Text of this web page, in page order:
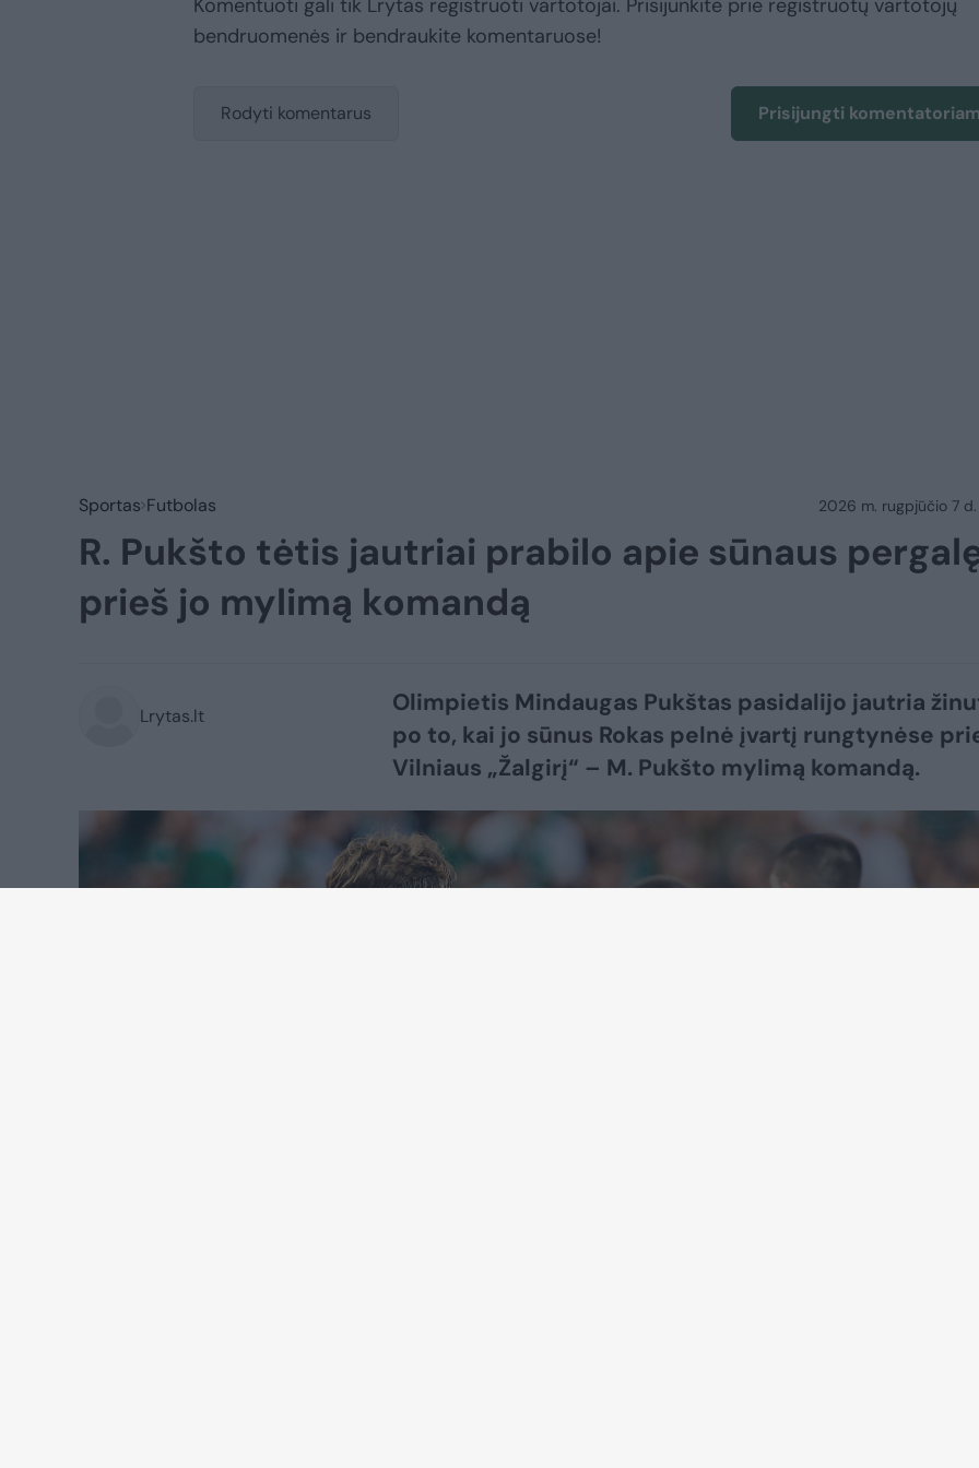
bendruomenės ir bendraukite komentaruose!
Rodyti komentarus Prisijungti
Sportas Futbolas 2026 m. rugpjūčio 7 d.
R. Pukšto tėtis jautriai prabilo apie sūnaus
prieš jo mylimą komandą
Lrytas.lt
Olimpietis Mindaugas Pukštas pasidalijo jautria
po to, kai jo sūnus Rokas pelnė įvartį rungtynėse
Vilniaus „Žalgirį“ – M. Pukšto mylimą komandą.